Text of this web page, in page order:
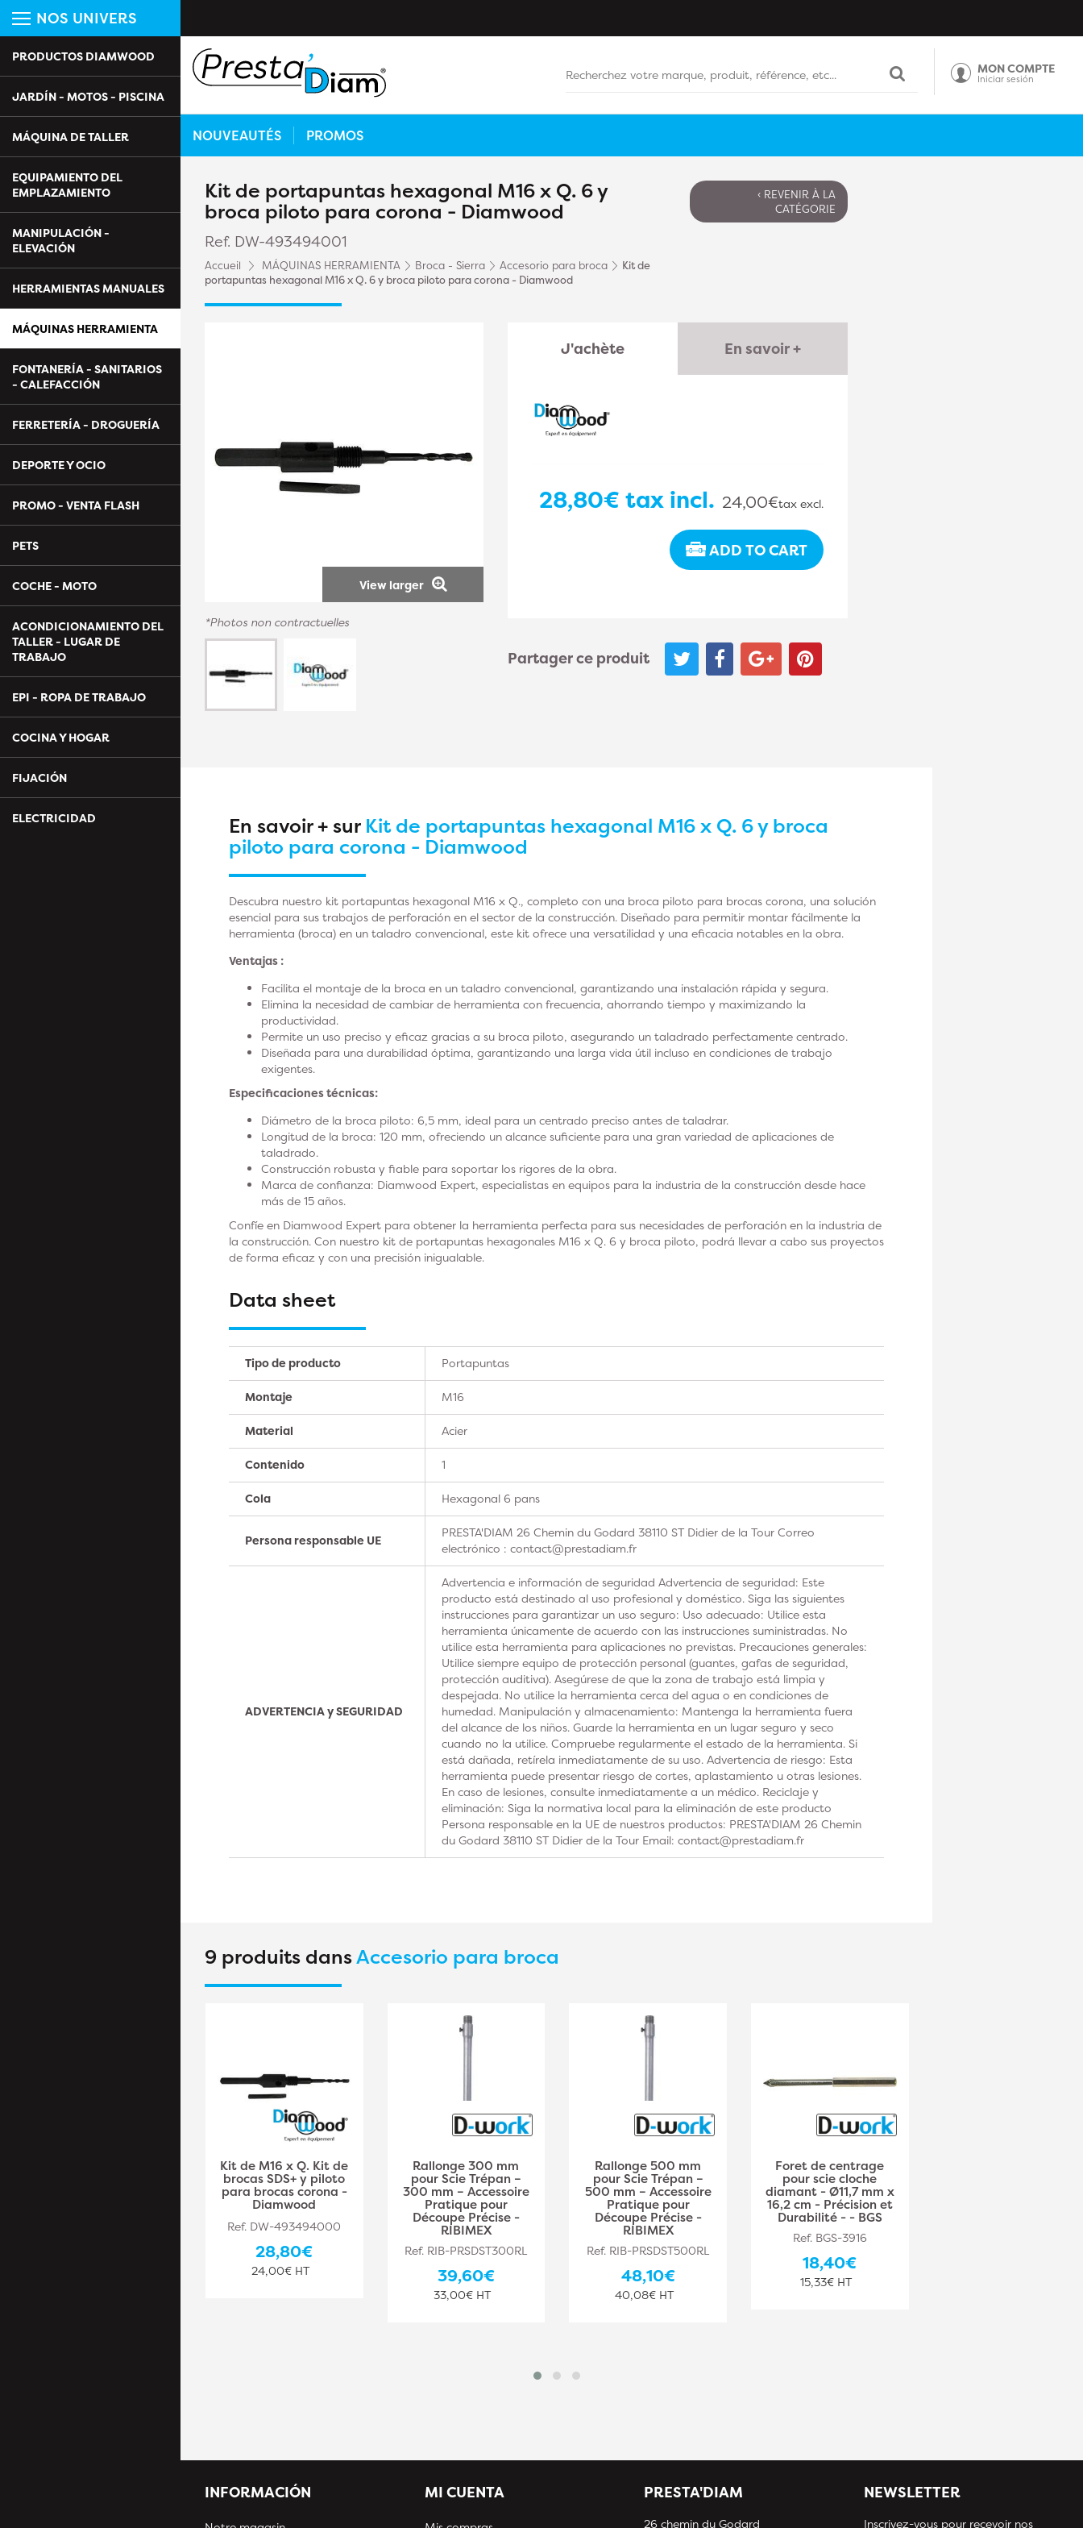
NOS UNIVERS
PRODUCTOS DIAMWOOD
JARDÍN - MOTOS - PISCINA
MÁQUINA DE TALLER
EQUIPAMIENTO DEL
EMPLAZAMIENTO
MANIPULACIÓN -
ELEVACIÓN
HERRAMIENTAS MANUALES
MÁQUINAS HERRAMIENTA
FONTANERÍA - SANITARIOS
- CALEFACCIÓN
FERRETERÍA - DROGUERÍA
DEPORTE Y OCIO
PROMO - VENTA FLASH
PETS
COCHE - MOTO
ACONDICIONAMIENTO DEL
TALLER - LUGAR DE
TRABAJO
EPI - ROPA DE TRABAJO
COCINA Y HOGAR
FIJACIÓN
ELECTRICIDAD
MON COMPTE
Iniciar sesión
NOUVEAUTÉS PROMOS
Kit de portapuntas hexagonal M16 x Q. 6 y
broca piloto para corona - Diamwood
Ref. DW-493494001
Accueil MÁQUINAS HERRAMIENTA Broca - Sierra Accesorio para broca
Kit de
portapuntas hexagonal M16 x Q. 6 y broca piloto para corona - Diamwood
‹ REVENIR À LA
CATÉGORIE
View larger
*Photos non contractuelles
J'achète En savoir +
28,80€ tax incl. 24,00€tax excl.
ADD TO CART
Partager ce produit
En savoir + sur Kit de portapuntas hexagonal M16 x Q. 6 y broca
piloto para corona - Diamwood
Descubra nuestro kit portapuntas hexagonal M16 x Q., completo con una broca piloto para brocas corona, una solución
esencial para sus trabajos de perforación en el sector de la construcción. Diseñado para permitir montar fácilmente la
herramienta (broca) en un taladro convencional, este kit ofrece una versatilidad y una eficacia notables en la obra.
Ventajas :
Facilita el montaje de la broca en un taladro convencional, garantizando una instalación rápida y segura.
Elimina la necesidad de cambiar de herramienta con frecuencia, ahorrando tiempo y maximizando la
productividad.
Permite un uso preciso y eficaz gracias a su broca piloto, asegurando un taladrado perfectamente centrado.
Diseñada para una durabilidad óptima, garantizando una larga vida útil incluso en condiciones de trabajo
exigentes.
Especificaciones técnicas:
Diámetro de la broca piloto: 6,5 mm, ideal para un centrado preciso antes de taladrar.
Longitud de la broca: 120 mm, ofreciendo un alcance suficiente para una gran variedad de aplicaciones de
taladrado.
Construcción robusta y fiable para soportar los rigores de la obra.
Marca de confianza: Diamwood Expert, especialistas en equipos para la industria de la construcción desde hace
más de 15 años.
Confíe en Diamwood Expert para obtener la herramienta perfecta para sus necesidades de perforación en la industria de
la construcción. Con nuestro kit de portapuntas hexagonales M16 x Q. 6 y broca piloto, podrá llevar a cabo sus proyectos
de forma eficaz y con una precisión inigualable.
Data sheet
Tipo de producto Portapuntas
Montaje M16
Material Acier
Contenido 1
Cola Hexagonal 6 pans
Persona responsable UE
PRESTA'DIAM 26 Chemin du Godard 38110 ST Didier de la Tour Correo
electrónico : contact@prestadiam.fr
ADVERTENCIA y SEGURIDAD
Advertencia e información de seguridad Advertencia de seguridad: Este
producto está destinado al uso profesional y doméstico. Siga las siguientes
instrucciones para garantizar un uso seguro: Uso adecuado: Utilice esta
herramienta únicamente de acuerdo con las instrucciones suministradas. No
utilice esta herramienta para aplicaciones no previstas. Precauciones generales:
Utilice siempre equipo de protección personal (guantes, gafas de seguridad,
protección auditiva). Asegúrese de que la zona de trabajo está limpia y
despejada. No utilice la herramienta cerca del agua o en condiciones de
humedad. Manipulación y almacenamiento: Mantenga la herramienta fuera
del alcance de los niños. Guarde la herramienta en un lugar seguro y seco
cuando no la utilice. Compruebe regularmente el estado de la herramienta. Si
está dañada, retírela inmediatamente de su uso. Advertencia de riesgo: Esta
herramienta puede presentar riesgo de cortes, aplastamiento u otras lesiones.
En caso de lesiones, consulte inmediatamente a un médico. Reciclaje y
eliminación: Siga la normativa local para la eliminación de este producto
Persona responsable en la UE de nuestros productos: PRESTA'DIAM 26 Chemin
du Godard 38110 ST Didier de la Tour Email: contact@prestadiam.fr
9 produits dansAccesorio para broca
Kit de M16 x Q. Kit de
brocas SDS+ y piloto
para brocas corona -
Diamwood
Ref. DW-493494000
28,80€
24,00€ HT
Rallonge 300 mm
pour Scie Trépan –
300 mm – Accessoire
Pratique pour
Découpe Précise -
RIBIMEX
Ref. RIB-PRSDST300RL
39,60€
33,00€ HT
Rallonge 500 mm
pour Scie Trépan –
500 mm – Accessoire
Pratique pour
Découpe Précise -
RIBIMEX
Ref. RIB-PRSDST500RL
48,10€
40,08€ HT
Foret de centrage
pour scie cloche
diamant - Ø11,7 mm x
16,2 cm - Précision et
Durabilité - - BGS
Ref. BGS-3916
18,40€
15,33€ HT
INFORMACIÓN MI CUENTA PRESTA'DIAM
26 chemin du Godard
NEWSLETTER
Inscrivez-vous pour recevoir nos